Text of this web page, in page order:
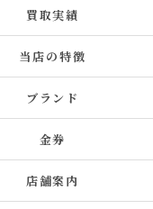
買取実績
当店の特徴
ブランド
金券
店舗案内